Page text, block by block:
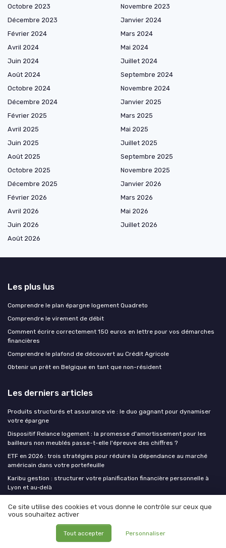
Octobre 2023
Novembre 2023
Décembre 2023
Janvier 2024
Février 2024
Mars 2024
Avril 2024
Mai 2024
Juin 2024
Juillet 2024
Août 2024
Septembre 2024
Octobre 2024
Novembre 2024
Décembre 2024
Janvier 2025
Février 2025
Mars 2025
Avril 2025
Mai 2025
Juin 2025
Juillet 2025
Août 2025
Septembre 2025
Octobre 2025
Novembre 2025
Décembre 2025
Janvier 2026
Février 2026
Mars 2026
Avril 2026
Mai 2026
Juin 2026
Juillet 2026
Août 2026
Les plus lus
Comprendre le plan épargne logement Quadreto
Comprendre le virement de débit
Comment écrire correctement 150 euros en lettre pour vos démarches
financières
Comprendre le plafond de découvert au Crédit Agricole
Obtenir un prêt en Belgique en tant que non-résident
Les derniers articles
Produits structurés et assurance vie : le duo gagnant pour dynamiser
votre épargne
Dispositif Relance logement : la promesse d'amortissement pour les
bailleurs non meublés passe-t-elle l'épreuve des chiffres ?
ETF en 2026 : trois stratégies pour réduire la dépendance au marché
américain dans votre portefeuille
Karibu gestion : structurer votre planification financière personnelle à
Lyon et au‑delà
sereinement
Finance Insiders
Ce site utilise des cookies et vous donne le contrôle sur ceux que
vous souhaitez activer
Tout accepter Personnaliser